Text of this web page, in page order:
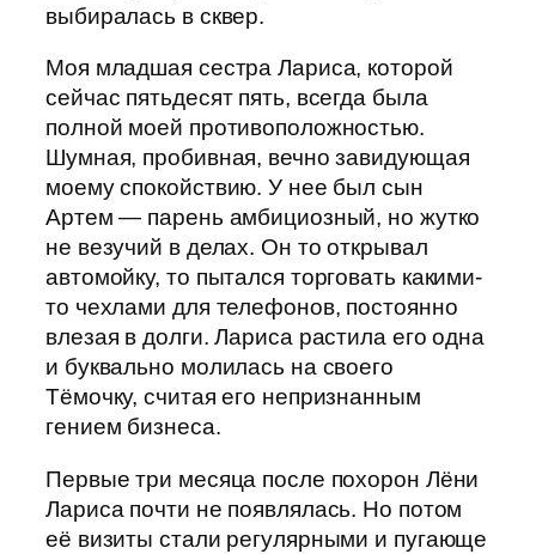
выбиралась в сквер.
Моя младшая сестра Лариса, которой
сейчас пятьдесят пять, всегда была
полной моей противоположностью.
Шумная, пробивная, вечно завидующая
моему спокойствию. У нее был сын
Артем — парень амбициозный, но жутко
не везучий в делах. Он то открывал
автомойку, то пытался торговать какими-
то чехлами для телефонов, постоянно
влезая в долги. Лариса растила его одна
и буквально молилась на своего
Тёмочку, считая его непризнанным
гением бизнеса.
Первые три месяца после похорон Лёни
Лариса почти не появлялась. Но потом
её визиты стали регулярными и пугающе